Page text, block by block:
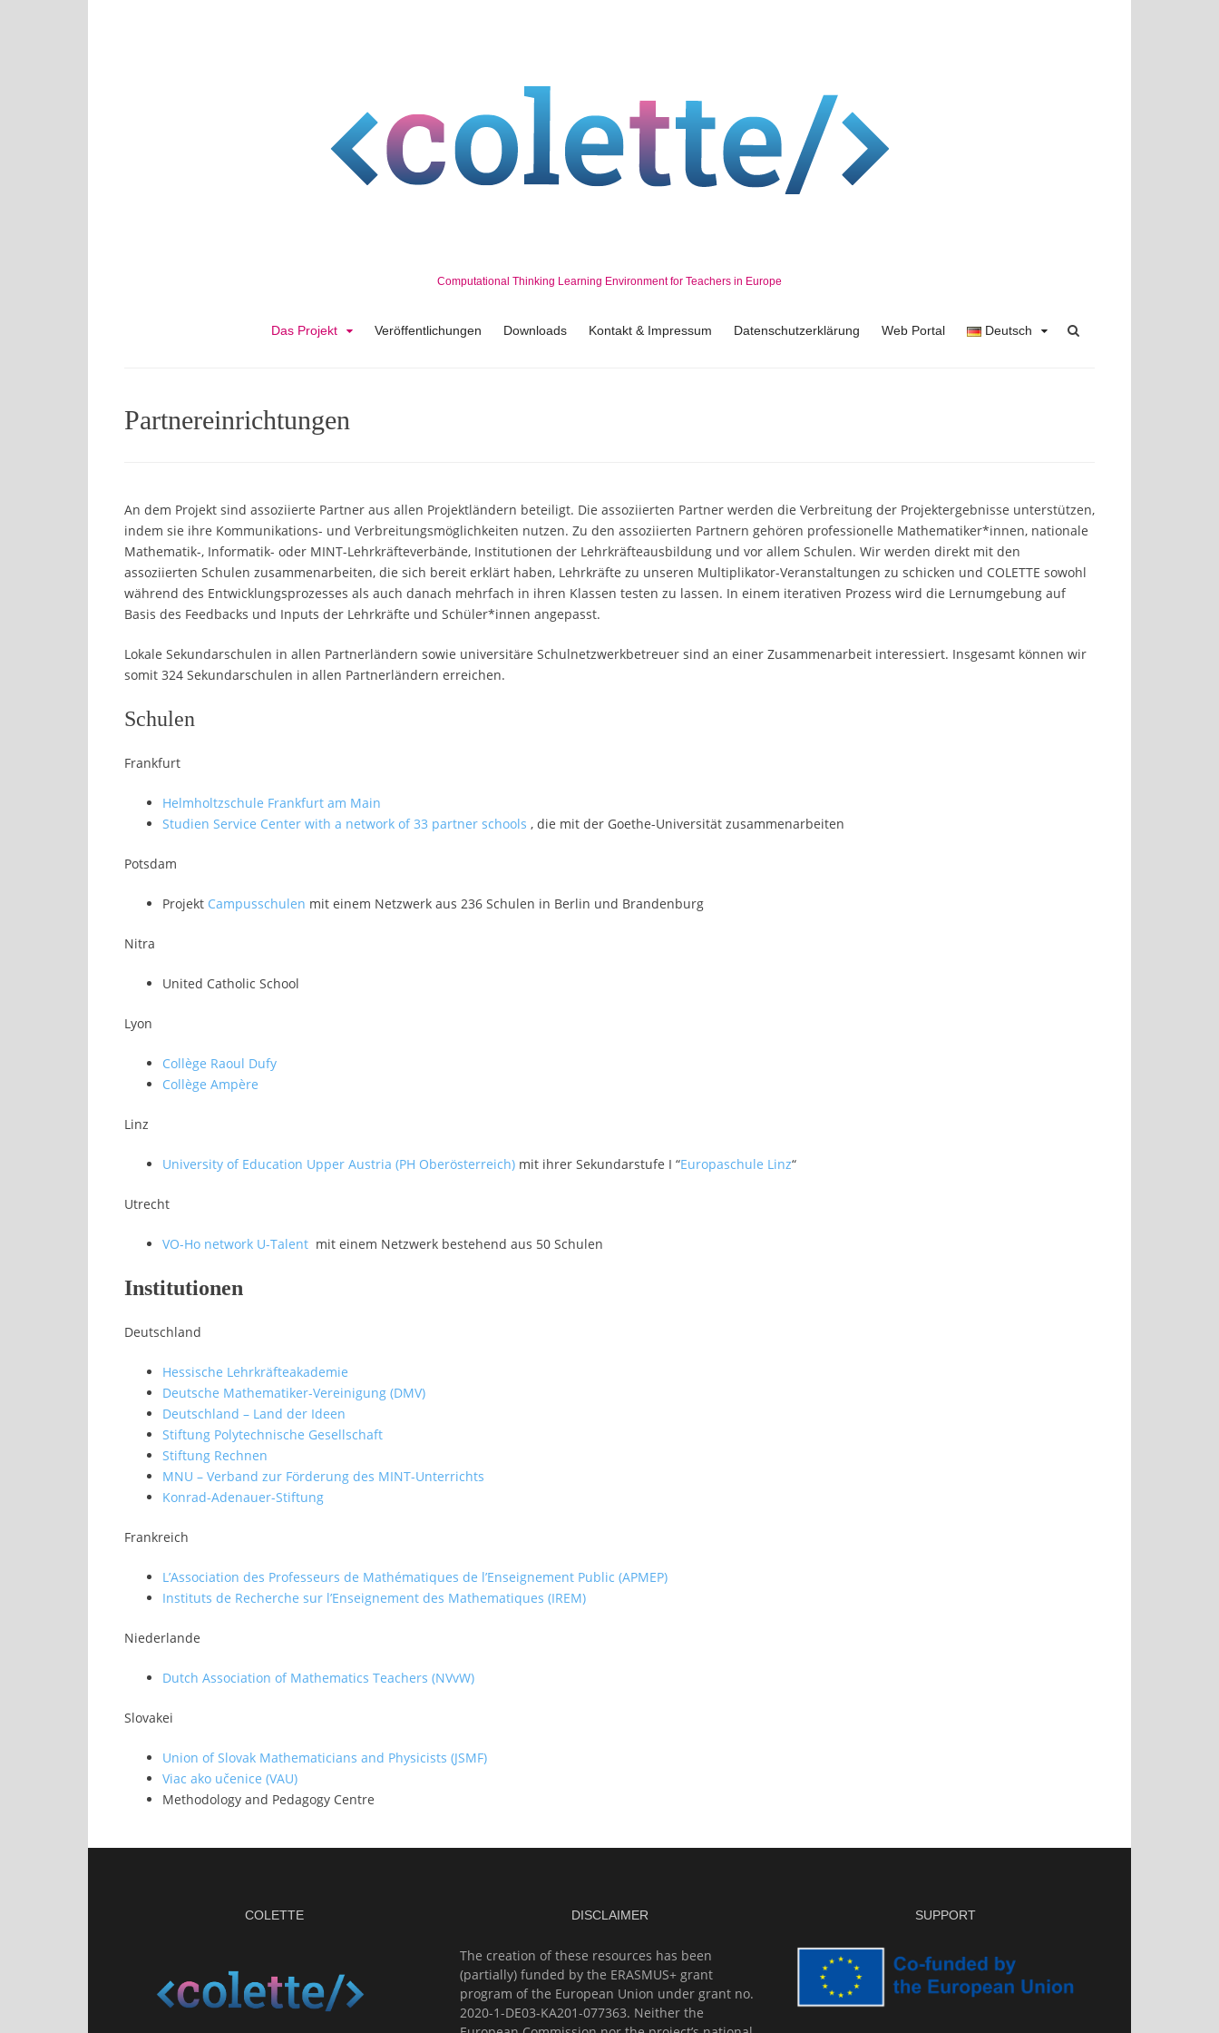
Computational Thinking Learning Environment for Teachers in Europe
Das Projekt Veröffentlichungen Downloads Kontakt & Impressum Datenschutzerklärung Web Portal Deutsch
Partnereinrichtungen
An dem Projekt sind assoziierte Partner aus allen Projektländern beteiligt. Die assoziierten Partner werden die Verbreitung der Projektergebnisse unterstützen,
indem sie ihre Kommunikations- und Verbreitungsmöglichkeiten nutzen. Zu den assoziierten Partnern gehören professionelle Mathematiker*innen, nationale
Mathematik-, Informatik- oder MINT-Lehrkräfteverbände, Institutionen der Lehrkräfteausbildung und vor allem Schulen. Wir werden direkt mit den
assoziierten Schulen zusammenarbeiten, die sich bereit erklärt haben, Lehrkräfte zu unseren Multiplikator-Veranstaltungen zu schicken und COLETTE sowohl
während des Entwicklungsprozesses als auch danach mehrfach in ihren Klassen testen zu lassen. In einem iterativen Prozess wird die Lernumgebung auf
Basis des Feedbacks und Inputs der Lehrkräfte und Schüler*innen angepasst.
Lokale Sekundarschulen in allen Partnerländern sowie universitäre Schulnetzwerkbetreuer sind an einer Zusammenarbeit interessiert. Insgesamt können wir
somit 324 Sekundarschulen in allen Partnerländern erreichen.
Schulen
Frankfurt
Helmholtzschule Frankfurt am Main
Studien Service Center with a network of 33 partner schools , die mit der Goethe-Universität zusammenarbeiten
Potsdam
Projekt Campusschulen mit einem Netzwerk aus 236 Schulen in Berlin und Brandenburg
Nitra
United Catholic School
Lyon
Collège Raoul Dufy
Collège Ampère
Linz
University of Education Upper Austria (PH Oberösterreich) mit ihrer Sekundarstufe I “Europaschule Linz“
Utrecht
VO-Ho network U-Talent mit einem Netzwerk bestehend aus 50 Schulen
Institutionen
Deutschland
Hessische Lehrkräfteakademie
Deutsche Mathematiker-Vereinigung (DMV)
Deutschland – Land der Ideen
Stiftung Polytechnische Gesellschaft
Stiftung Rechnen
MNU – Verband zur Förderung des MINT-Unterrichts
Konrad-Adenauer-Stiftung
Frankreich
L’Association des Professeurs de Mathématiques de l’Enseignement Public (APMEP)
Instituts de Recherche sur l’Enseignement des Mathematiques (IREM)
Niederlande
Dutch Association of Mathematics Teachers (NVvW)
Slovakei
Union of Slovak Mathematicians and Physicists (JSMF)
Viac ako učenice (VAU)
Methodology and Pedagogy Centre
COLETTE DISCLAIMER
The creation of these resources has been
(partially) funded by the ERASMUS+ grant
program of the European Union under grant no.
2020-1-DE03-KA201-077363. Neither the
SUPPORT